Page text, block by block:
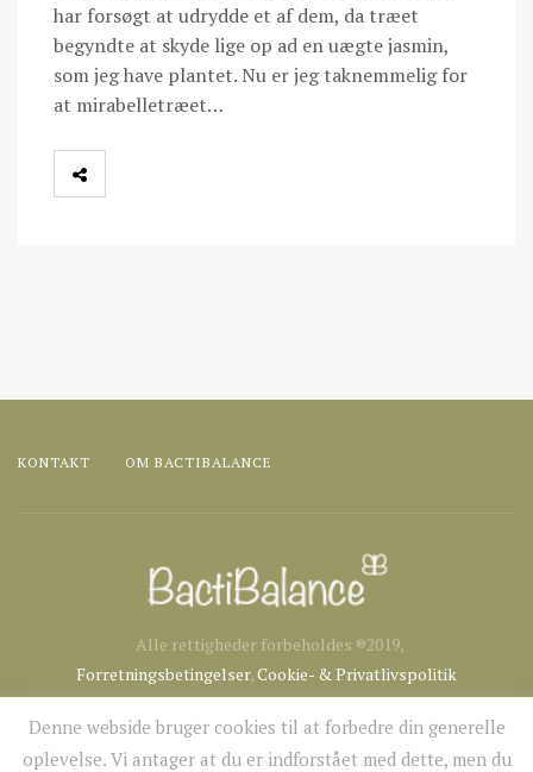
har forsøgt at udrydde et af dem, da træet
begyndte at skyde lige op ad en uægte jasmin,
som jeg have plantet. Nu er jeg taknemmelig for
at mirabelletræet…
KONTAKT OM BACTIBALANCE
Alle rettigheder forbeholdes ®2019,
Forretningsbetingelser, Cookie- & Privatlivspolitik
Denne webside bruger cookies til at forbedre din generelle
oplevelse. Vi antager at du er indforstået med dette, men du